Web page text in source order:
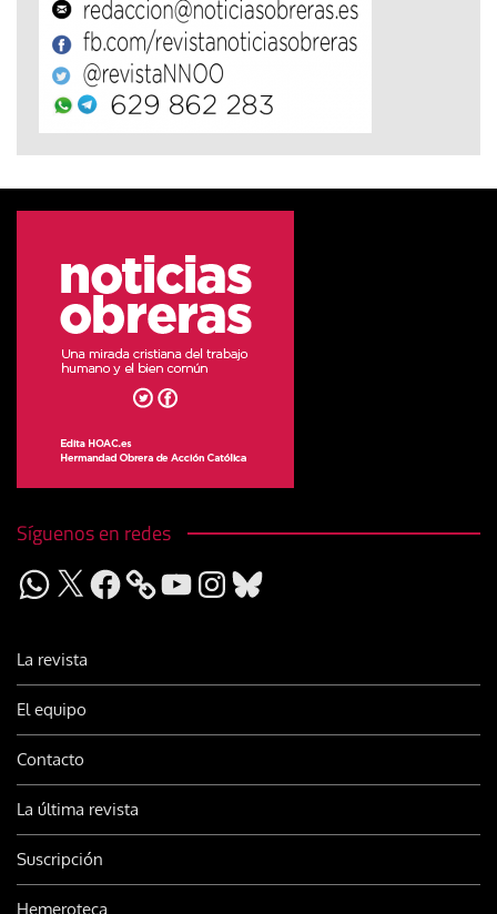
Síguenos en redes
WhatsApp
X Facebook YouTubeInstagram
Bluesky
La revista
El equipo
Contacto
La última revista
Suscripción
Hemeroteca